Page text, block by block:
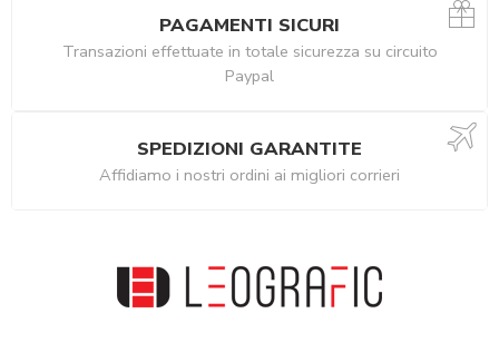
PAGAMENTI SICURI
Transazioni effettuate in totale sicurezza su circuito
Paypal
SPEDIZIONI GARANTITE
Affidiamo i nostri ordini ai migliori corrieri